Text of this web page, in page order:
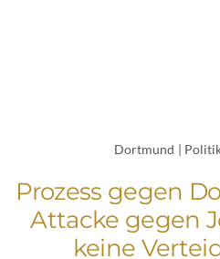
Dortmund |
Prozess gegen
Attacke gegen
keine